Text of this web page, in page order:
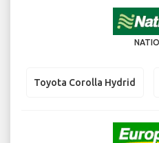
Toyota Corolla Hydrid